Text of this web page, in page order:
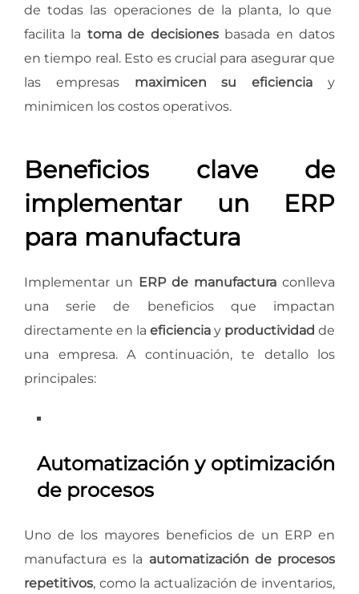
de todas las operaciones de la planta, lo que
facilita la toma de decisionesbasada en datos
en tiempo real. Esto es crucial para asegurar que
las empresas maximicen su eficiencia y
minimicen los costos operativos.
Beneficios clave de
implementar un ERP
para manufactura
Implementar un ERP de manufactura conlleva
una serie de beneficios que impactan
directamente en la eficiencia y productividad de
una empresa. A continuación, te detallo los
principales:
Automatización y optimización
de procesos
Uno de los mayores beneficios de un ERP en
manufactura es la automatización de procesos
repetitivos, como la actualización de inventarios,